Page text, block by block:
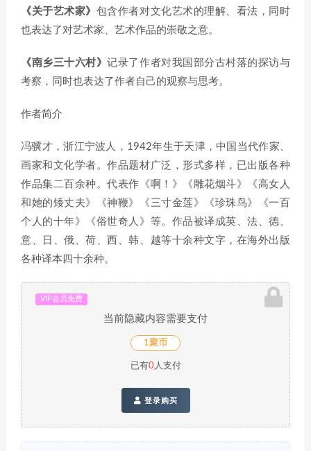
《关于艺术家》 包含作者对文化艺术的理解、看法，同时
也表达了对艺术家、艺术作品的崇敬之意。
《南乡三十六村》记录了作者对我国部分古村落的探访与
考察，同时也表达了作者自己的观察与思考。
作者简介
冯骥才，浙江宁波人，1942年生于天津，中国当代作家、
画家和文化学者。作品题材广泛，形式多样，已出版各种
作品集二百余种。代表作《啊！》《雕花烟斗》《高女人
和她的矮丈夫》《神鞭》《三寸金莲》《珍珠鸟》《一百
个人的十年》《俗世奇人》等。作品被译成英、法、德、
意、日、俄、荷、西、韩、越等十余种文字，在海外出版
各种译本四十余种。
VIP会员免费
当前隐藏内容需要支付
1聚币
已有0人支付
登录购买